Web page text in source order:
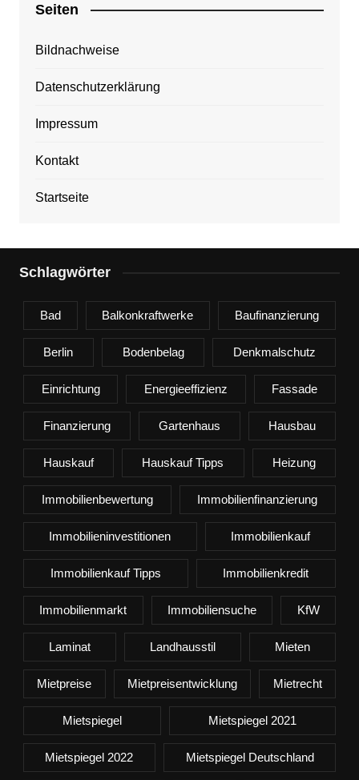
Seiten
Bildnachweise
Datenschutzerklärung
Impressum
Kontakt
Startseite
Schlagwörter
Bad Balkonkraftwerke Baufinanzierung
Berlin Bodenbelag Denkmalschutz
Einrichtung Energieeffizienz Fassade
Finanzierung Gartenhaus Hausbau
Hauskauf Hauskauf Tipps Heizung
Immobilienbewertung Immobilienfinanzierung
Immobilieninvestitionen Immobilienkauf
Immobilienkauf Tipps Immobilienkredit
Immobilienmarkt Immobiliensuche KfW
Laminat Landhausstil Mieten
Mietpreise Mietpreisentwicklung Mietrecht
Mietspiegel Mietspiegel 2021
Mietspiegel 2022 Mietspiegel Deutschland